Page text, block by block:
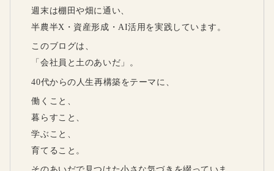
週末は棚田や畑に通い、
半農半X・資産形成・AI活用を実践しています。
このブログは、
「会社員と土のあいだ」。
40代からの人生再構築をテーマに、
働くこと、
暮らすこと、
学ぶこと、
育てること。